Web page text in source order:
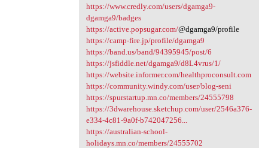
https://www.credly.com/users/dgamga9-
dgamga9/badges
https://active.popsugar.com/@dgamga9/profile
https://camp-fire.jp/profile/dgamga9
https://band.us/band/94395945/post/6
https://jsfiddle.net/dgamga9/d8L4vrus/1/
https://website.informer.com/healthproconsult.com
https://community.windy.com/user/blog-seni
https://spurstartup.mn.co/members/24555798
https://3dwarehouse.sketchup.com/user/2546a376-
e334-4c81-9a0f-b742047256...
https://australian-school-
holidays.mn.co/members/24555702